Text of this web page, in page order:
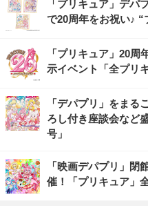
「プリキュア」デパ
で20周年をお祝い♪
「プリキュア」20
示イベント「全プリ
「デパプリ」をまる
ろし付き座談会など
号」
「映画デパプリ」閉
催！「プリキュア」